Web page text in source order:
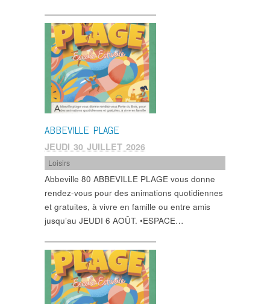
ABBEVILLE PLAGE
JEUDI 30 JUILLET 2026
Loisirs
Abbeville 80 ABBEVILLE PLAGE vous donne
rendez-vous pour des animations quotidiennes
et gratuites, à vivre en famille ou entre amis
jusqu’au JEUDI 6 AOÛT. •ESPACE…